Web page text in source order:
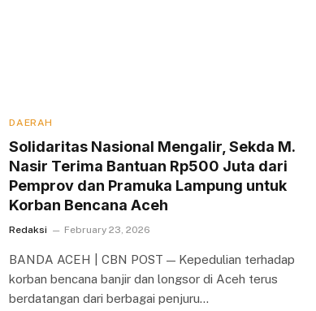
DAERAH
Solidaritas Nasional Mengalir, Sekda M.
Nasir Terima Bantuan Rp500 Juta dari
Pemprov dan Pramuka Lampung untuk
Korban Bencana Aceh
Redaksi February 23, 2026
BANDA ACEH | CBN POST — Kepedulian terhadap
korban bencana banjir dan longsor di Aceh terus
berdatangan dari berbagai penjuru…